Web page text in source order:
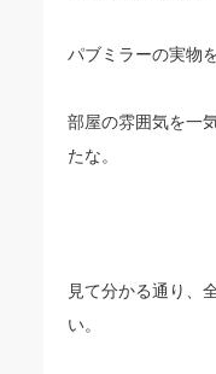
パブミラーの実物
部屋の雰囲気を一
たな。
見て分かる通り、
い。